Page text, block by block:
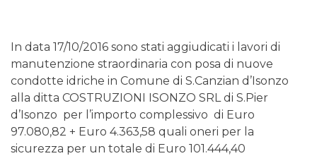
In data 17/10/2016 sono stati aggiudicati i lavori di
manutenzione straordinaria con posa di nuove
condotte idriche in Comune di S.Canzian d’Isonzo
alla ditta COSTRUZIONI ISONZO SRL di S.Pier
d’Isonzo per l’importo complessivo di Euro
97.080,82 + Euro 4.363,58 quali oneri per la
sicurezza per un totale di Euro 101.444,40